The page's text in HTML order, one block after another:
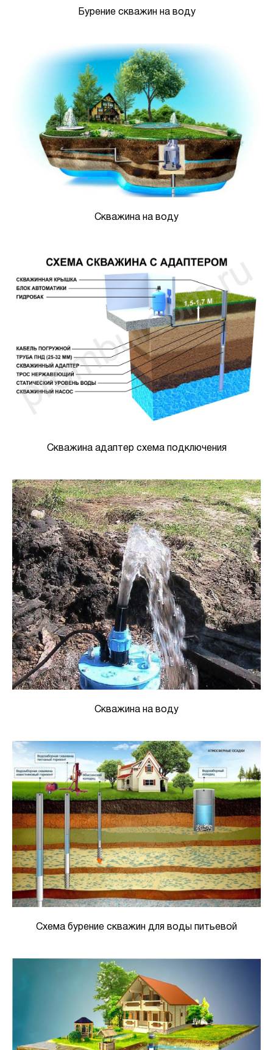
Бурение скважин на воду
Скважина на воду
Скважина адаптер схема подключения
Скважина на воду
Схема бурение скважин для воды питьевой